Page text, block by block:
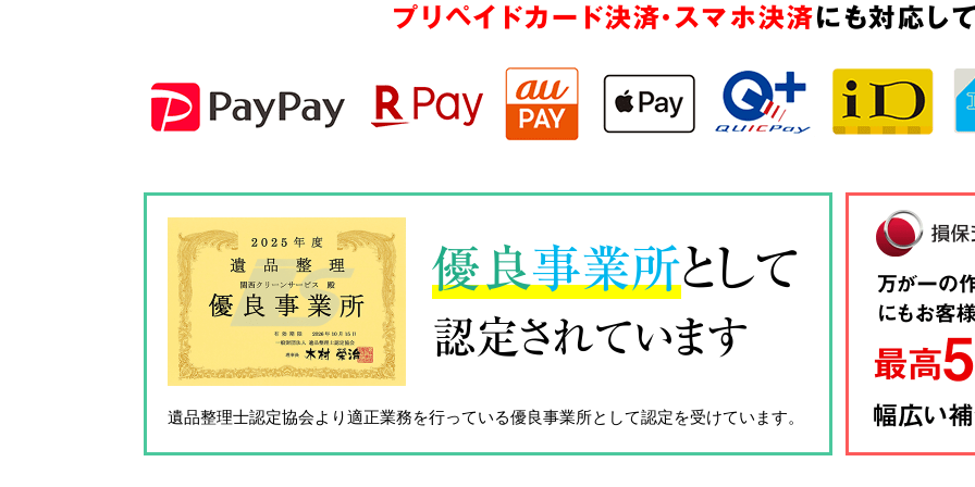
プリペイドカード決済・スマホ決済にも対応し
優良事業所として
認定されています
遺品整理士認定協会より適正業務を行っている優良事業所として認定を受けています。